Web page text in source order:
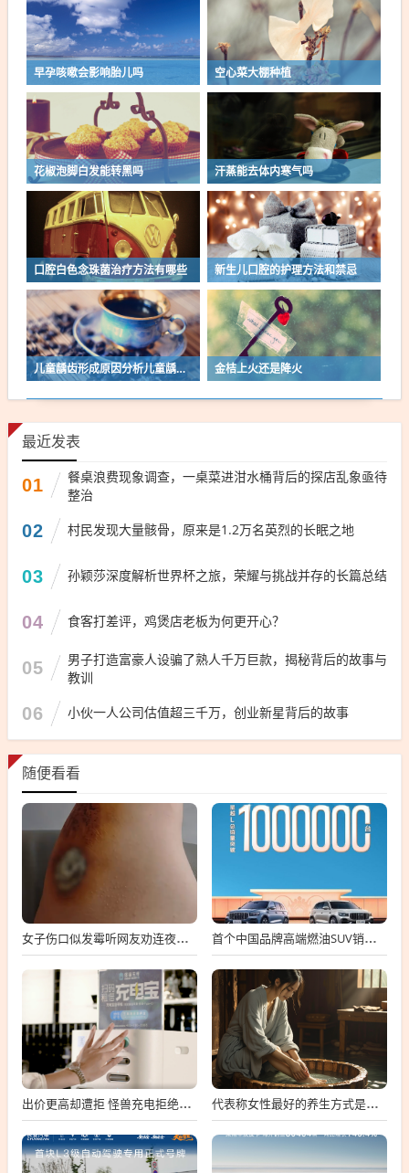
早孕咳嗽会影响胎儿吗 空心菜大棚种植
花椒泡脚白发能转黑吗 汗蒸能去体内寒气吗
口腔白色念珠菌治疗方法有哪些 新生儿口腔的护理方法和禁忌
儿童龋齿形成原因分析儿童龋齿应如何预防 金桔上火还是降火
最近发表
01
餐桌浪费现象调查，一桌菜进泔水桶背后的探店乱象亟待
整治
02 村民发现大量骸骨，原来是1.2万名英烈的长眠之地
03 孙颖莎深度解析世界杯之旅，荣耀与挑战并存的长篇总结
04 食客打差评，鸡煲店老板为何更开心？
05
男子打造富豪人设骗了熟人千万巨款，揭秘背后的故事与
教训
06 小伙一人公司估值超三千万，创业新星背后的故事
随便看看
女子伤口似发霉听网友劝连夜就医 属凝血过程中正常现象 首个中国品牌高端燃油SUV销冠！吉利星越L总销量破100万台
出价更高却遭拒 怪兽充电拒绝高瓴私有化要约 代表称女性最好的养生方式是保暖：可用干姜、红花、艾叶泡脚